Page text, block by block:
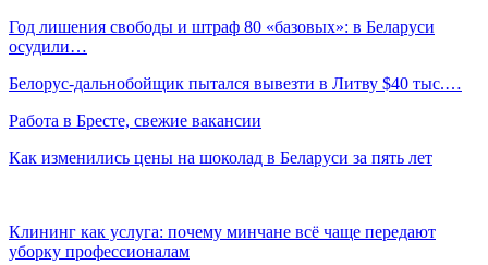
Год лишения свободы и штраф 80 «базовых»: в Беларуси
осудили…
Белорус-дальнобойщик пытался вывезти в Литву $40 тыс.…
Работа в Бресте, свежие вакансии
Как изменились цены на шоколад в Беларуси за пять лет
Клининг как услуга: почему минчане всё чаще передают
уборку профессионалам